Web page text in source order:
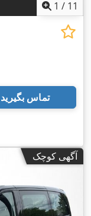
1 / 11
تماس بگیرید
آگهی کوچک